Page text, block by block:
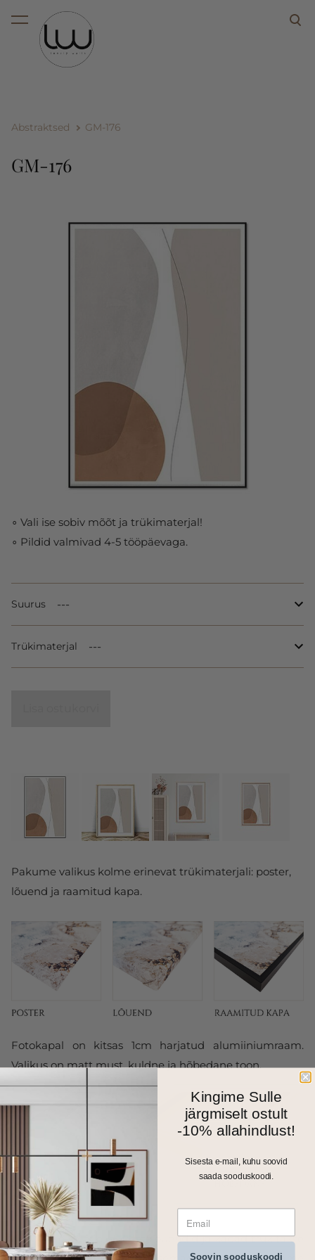
lisati ostukorvi.
Abstraktsed GM-176
Pakume valikus kolme erinevat trükimaterjali: poster,
lõuend ja raamitud kapa.
Fotokapal on kitsas 1cm harjatud alumiiniumraam.
Valikus on matt must, kuldne ja hõbedane toon.
GM-176
∘ Vali ise sobiv mõõt ja trükimaterjal!
∘ Pildid valmivad 4-5 tööpäevaga.
Suurus
Trükimaterjal
Kõik meie seinapildid, fotolõuendid ja kapad trükitakse
Kingime Sulle
järgmiselt ostult
-10% allahindlust!
Sisesta e-mail, kuhu soovid
saada sooduskoodi.
Soovin sooduskoodi